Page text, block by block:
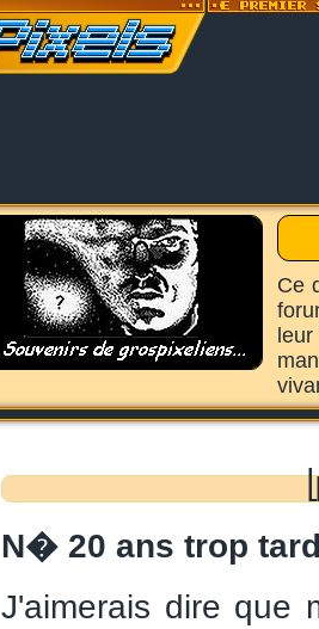
Ce
N� 20 ans trop
J'aimerais dire que